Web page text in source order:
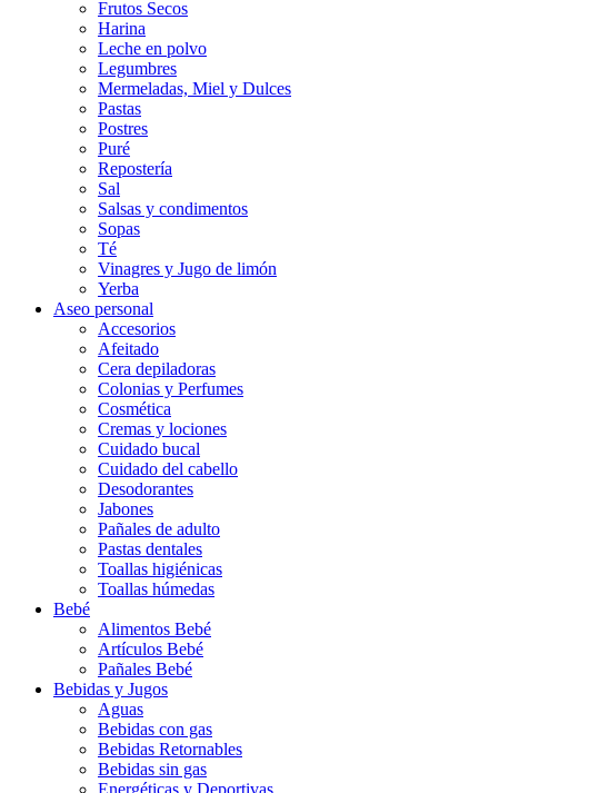
Frutos Secos
Harina
Leche en polvo
Legumbres
Mermeladas, Miel y Dulces
Pastas
Postres
Puré
Repostería
Sal
Salsas y condimentos
Sopas
Té
Vinagres y Jugo de limón
Yerba
Aseo personal
Accesorios
Afeitado
Cera depiladoras
Colonias y Perfumes
Cosmética
Cremas y lociones
Cuidado bucal
Cuidado del cabello
Desodorantes
Jabones
Pañales de adulto
Pastas dentales
Toallas higiénicas
Toallas húmedas
Bebé
Alimentos Bebé
Artículos Bebé
Pañales Bebé
Bebidas y Jugos
Aguas
Bebidas con gas
Bebidas Retornables
Bebidas sin gas
Energéticas y Deportivas